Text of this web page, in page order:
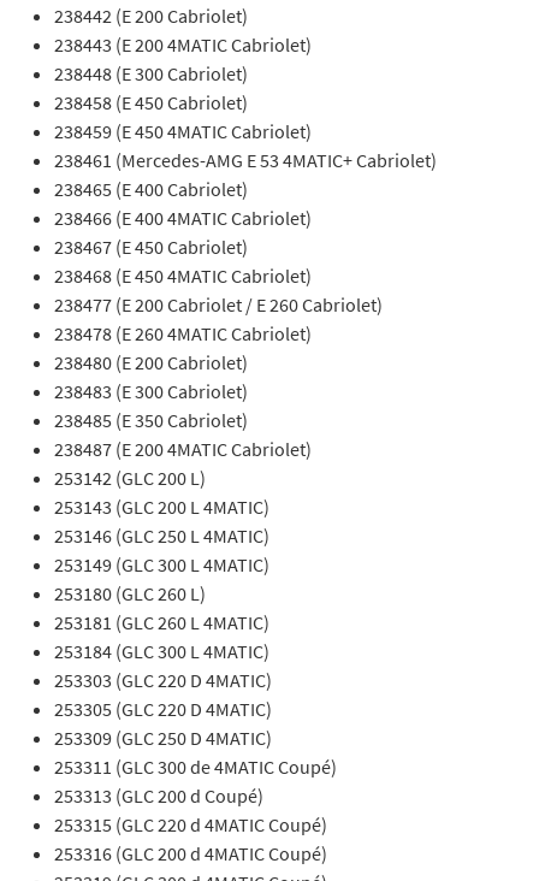
238442 (E 200 Cabriolet)
238443 (E 200 4MATIC Cabriolet)
238448 (E 300 Cabriolet)
238458 (E 450 Cabriolet)
238459 (E 450 4MATIC Cabriolet)
238461 (Mercedes-AMG E 53 4MATIC+ Cabriolet)
238465 (E 400 Cabriolet)
238466 (E 400 4MATIC Cabriolet)
238467 (E 450 Cabriolet)
238468 (E 450 4MATIC Cabriolet)
238477 (E 200 Cabriolet / E 260 Cabriolet)
238478 (E 260 4MATIC Cabriolet)
238480 (E 200 Cabriolet)
238483 (E 300 Cabriolet)
238485 (E 350 Cabriolet)
238487 (E 200 4MATIC Cabriolet)
253142 (GLC 200 L)
253143 (GLC 200 L 4MATIC)
253146 (GLC 250 L 4MATIC)
253149 (GLC 300 L 4MATIC)
253180 (GLC 260 L)
253181 (GLC 260 L 4MATIC)
253184 (GLC 300 L 4MATIC)
253303 (GLC 220 D 4MATIC)
253305 (GLC 220 D 4MATIC)
253309 (GLC 250 D 4MATIC)
253311 (GLC 300 de 4MATIC Coupé)
253313 (GLC 200 d Coupé)
253315 (GLC 220 d 4MATIC Coupé)
253316 (GLC 200 d 4MATIC Coupé)